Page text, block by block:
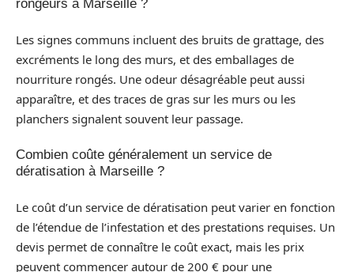
rongeurs à Marseille ?
Les signes communs incluent des bruits de grattage, des
excréments le long des murs, et des emballages de
nourriture rongés. Une odeur désagréable peut aussi
apparaître, et des traces de gras sur les murs ou les
planchers signalent souvent leur passage.
Combien coûte généralement un service de
dératisation à Marseille ?
Le coût d’un service de dératisation peut varier en fonction
de l’étendue de l’infestation et des prestations requises. Un
devis permet de connaître le coût exact, mais les prix
peuvent commencer autour de 200 € pour une